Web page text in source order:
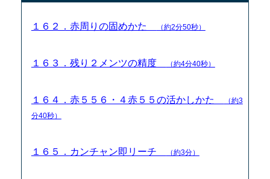
１６２．赤周りの固めかた （約2分50秒）
１６３．残り２メンツの精度 （約4分40秒）
１６４．赤５５６・４赤５５の活かしかた
（約3
分40秒）
１６５．カンチャン即リーチ （約3分）